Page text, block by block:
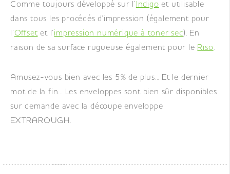
Comme toujours développé sur l’Indigo et utilisable
dans tous les procédés d'impression (également pour
l’Offsetet l’impression numérique à toner sec). En
raison de sa surface rugueuse également pour le Riso.
Amusez-vous bien avec les 5% de plus... Et le dernier
mot de la fin... Les enveloppes sont bien sûr disponibles
sur demande avec la découpe enveloppe
EXTRAROUGH.